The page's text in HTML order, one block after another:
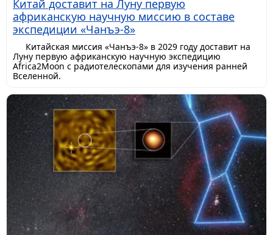
Китай доставит на Луну первую
африканскую научную миссию в составе
экспедиции «Чанъэ-8»
Китайская миссия «Чанъэ-8» в 2029 году доставит на
Луну первую африканскую научную экспедицию
Africa2Moon с радиотелескопами для изучения ранней
Вселенной.